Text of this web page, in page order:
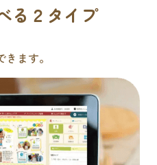
る２タイプ
ます。